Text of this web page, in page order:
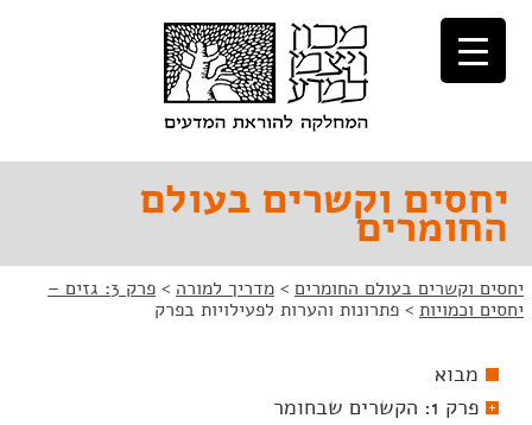
לתוכן
לניווט
יחסים וקשרים בעולם
החומרים
יחסים וקשרים בעולם החומרים > מדריך למורה >
פרק 3: גזים –
יחסים וכמויות > פתרונות והערות לפעילויות בפרק
מבוא
פרק 1: הקשרים שבחומר